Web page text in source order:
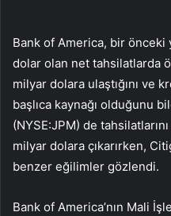
Bank of America, bir önceki
dolar olan net tahsilatlarda
milyar dolara ulaştığını ve
başlıca kaynağı olduğunu
(NYSE:JPM) de
milyar dolara çıkarırken,
benzer eğilimler gözlendi.
Bank of America’nın Mali